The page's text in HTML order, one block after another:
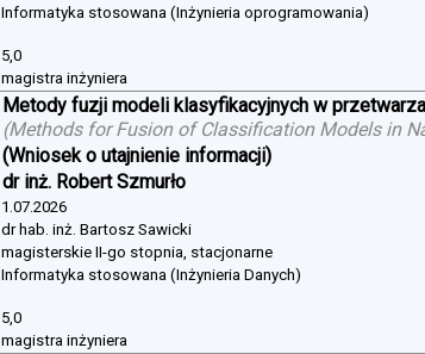
Informatyka stosowana (Inżynieria oprogramowania)
5,0
magistra inżyniera
Metody fuzji modeli klasyfikacyjnych w
(Methods for Fusion of Classification Models in
(Wniosek o utajnienie informacji)
dr inż. Robert Szmurło
1.07.2026
dr hab. inż. Bartosz Sawicki
magisterskie II-go stopnia, stacjonarne
Informatyka stosowana (Inżynieria Danych)
5,0
magistra inżyniera